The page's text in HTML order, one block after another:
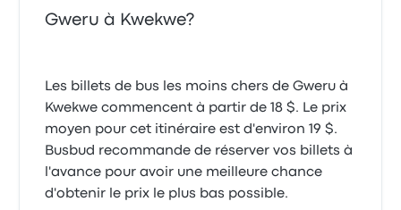
Gweru à Kwekwe?
Les billets de bus les moins chers de Gweru à
Kwekwe commencent à partir de 18 $. Le prix
moyen pour cet itinéraire est d'environ 19 $.
Busbud recommande de réserver vos billets à
l'avance pour avoir une meilleure chance
d'obtenir le prix le plus bas possible.